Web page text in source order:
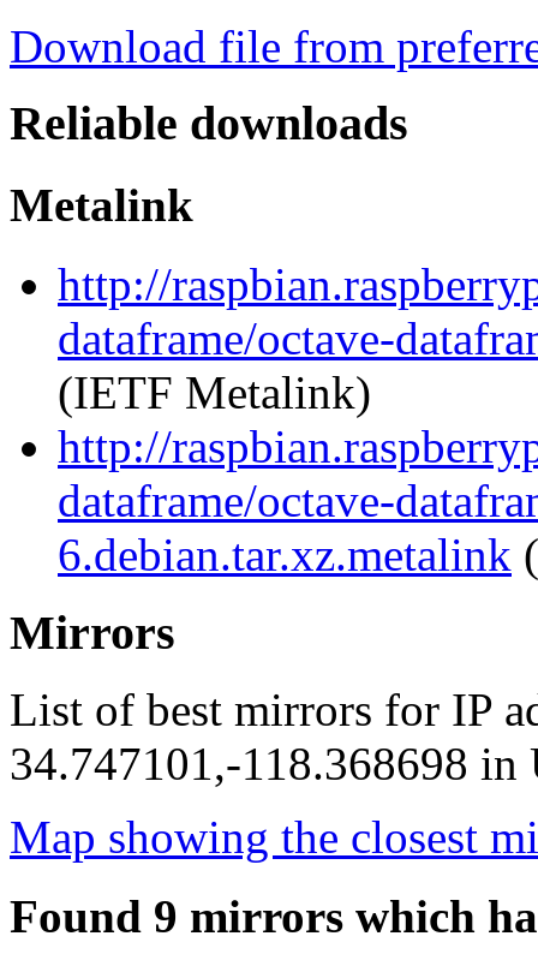
Download file from
Reliable downloads
Metalink
http://
dataframe/octave-
(IETF Metalink)
http://
dataframe/octave-
6.debian.tar.xz.metalink
Mirrors
List of best mirrors for IP
34.747101,-118.368698 in
Map showing the closest
Found 9 mirrors which